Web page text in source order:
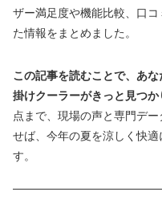
ザー満足度や機能比較、口
た情報をまとめました。
この記事を読むことで、あ
掛けクーラーがきっと見つか
点まで、現場の声と専門デ
せば、今年の夏を涼しく快
す。